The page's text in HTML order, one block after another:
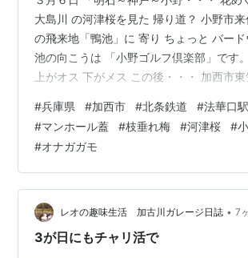
大島川 の河津桜を見た 帰り道？ 小野市
の飛来地「鴨池」に 寄り ちょっと バー
池の向こうは 「小野ゴルフ倶楽部」です
上がオス 下がメス この後・・・ 加西市
た。 電車が来るまで 時間があり 電車は撮
た。 河津桜は ２輪 咲いてました。 駅舎前
市内の北条高校の生徒さんがデザインをし
キハ４０の車両に、市のマスコットキャ
ぴ～」と 背景には「気球の飛ぶまち加西
#兵庫県 #加西市 #北条鉄道 #法華口駅
#マンホール蓋 #枝垂れ梅 #河津桜 #
#オナガガモ
レオの趣味生活 加古川ガレージ日誌 • 7
3が日にもチャリ活で